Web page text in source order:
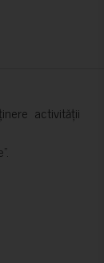
activității